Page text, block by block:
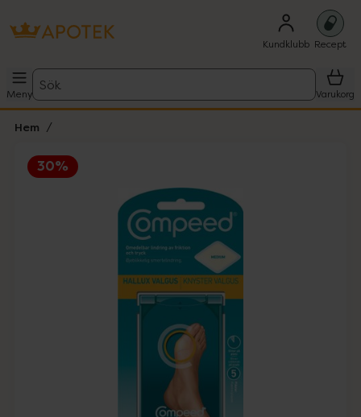
Kundklubb Recept
Meny
Sök
Varukorg
Hem
30%
Lista: . Innehåller 2 objekt.
Hoppa över Lista